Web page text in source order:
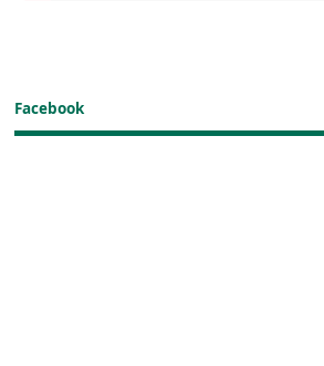
Facebook